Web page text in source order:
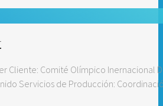
Cliente: Comité Olímpico Inernacional
Servicios de Producción: